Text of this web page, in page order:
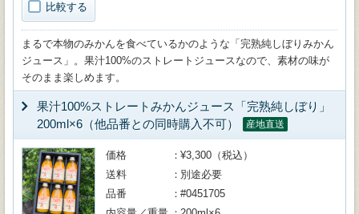
比較する
まるで本物のみかんを食べているかのような「完熟純しぼりみかん
ジュース」。果汁100%のストレートジュースなので、素材の味が
そのまま楽しめます。
果汁100%ストレートみかんジュース「完熟純しぼり」
200ml×6（他品番との同時購入不可）
産地直送
価格
¥3,300（税込）
送料
別途必要
品番
#0451705